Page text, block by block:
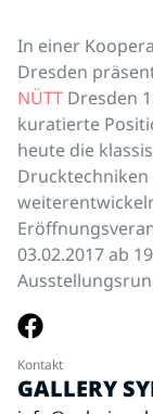
In einer
Dresden
NÜTT Dresden
kuratierte
heute die
Drucktechniken
03.02.2017 ab
Kontakt
GALLERY